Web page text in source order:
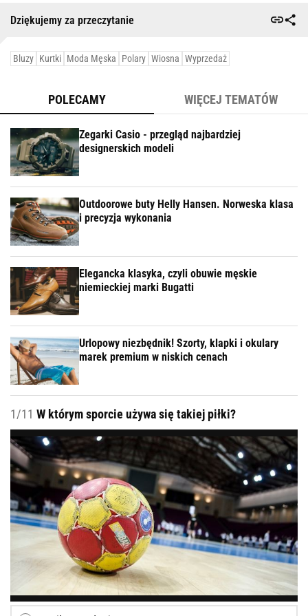
Dziękujemy za przeczytanie
Bluzy Kurtki Moda Męska Polary Wiosna Wyprzedaż
POLECAMY WIĘCEJ TEMATÓW
Zegarki Casio - przegląd najbardziej
designerskich modeli
Outdoorowe buty Helly Hansen. Norweska klasa
i precyzja wykonania
Elegancka klasyka, czyli obuwie męskie
niemieckiej marki Bugatti
Urlopowy niezbędnik! Szorty, klapki i okulary
marek premium w niskich cenach
1/11 W którym sporcie używa się takiej piłki?